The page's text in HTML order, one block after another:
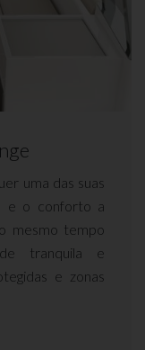
uma das suas
e o conforto a
mesmo tempo
tranquila e
e zonas